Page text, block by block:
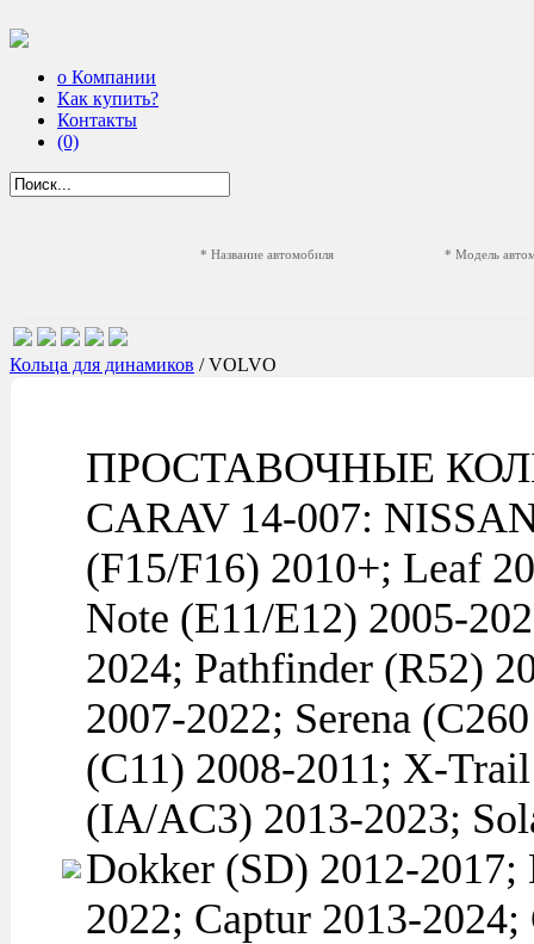
о Компании
Как купить?
Контакты
(0)
* Название автомобиля * Модель
Кольца для динамиков / VOLVO
ПРОСТАВОЧНЫЕ
CARAV 14-007:
(F15/F16) 2010+; Leaf
Note (E11/E12) 2005-
2024; Pathfinder (R52)
2007-2022; Serena
(C11) 2008-2011; X-
(IA/AC3) 2013-2023;
Dokker (SD) 2012-2017;
2022; Captur 2013-